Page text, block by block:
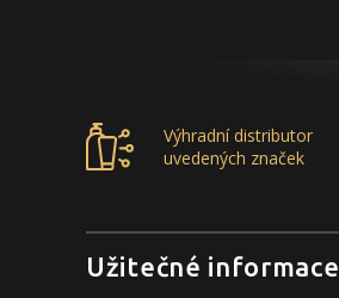
Výhradní distributor
uvedených značek
Užitečné informace